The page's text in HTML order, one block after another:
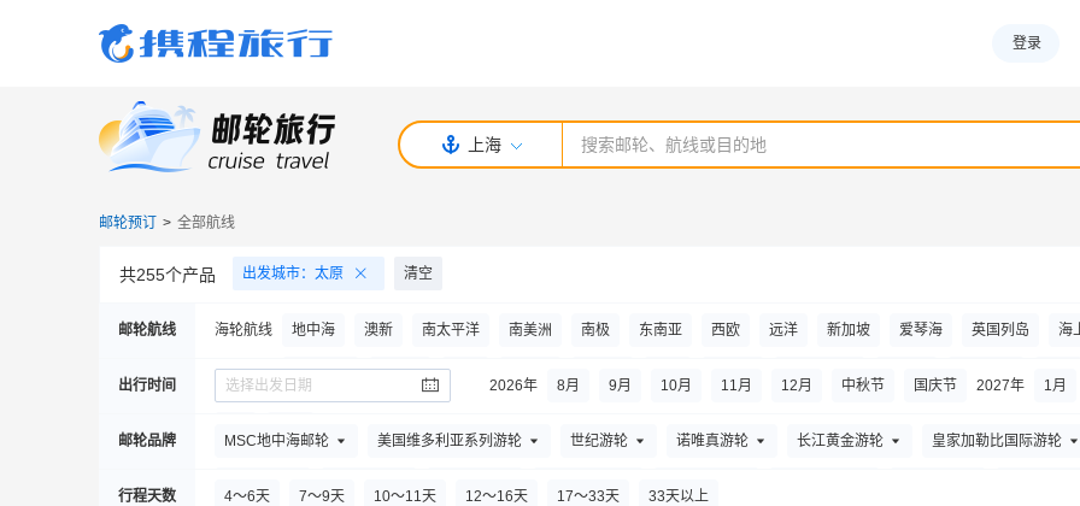
登录
上海
邮轮预订 > 全部航线
共255个产品 出发城市： 太原 清空
邮轮航线 海轮航线 地中海 澳新 南太平洋 南美洲 南极 东南亚 西欧 远洋 新加坡 爱琴海 英国列岛 海
中国内地 北美洲 大西洋 太平洋沿岸 阿拉斯加
出行时间 选择出发日期 2026年 8月 9月 10月 11月 12月 中秋节 国庆节 2027年 1月
春节
邮轮品牌 MSC地中海邮轮 美国维多利亚系列游轮 世纪游轮 诺唯真游轮 长江黄金游轮 皇家加勒比国际游轮
海达路德游轮
行程天数 4～6天 7～9天 10～11天 12～16天 17～33天 33天以上